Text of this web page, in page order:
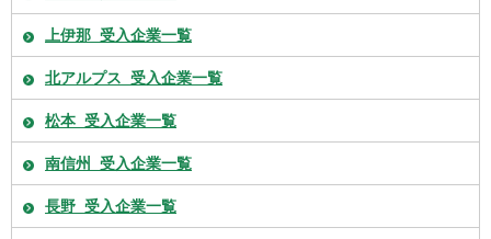
上伊那_受入企業一覧
北アルプス_受入企業一覧
松本_受入企業一覧
南信州_受入企業一覧
長野_受入企業一覧